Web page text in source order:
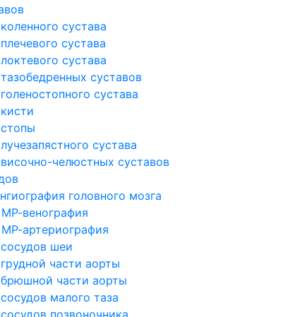
сустава
сустава
сустава
суставов
сустава
сустава
челюстных суставов
головного мозга
МР-венография
МР-артериография
шеи
части аорты
части аорты
малого таза
позвоночника